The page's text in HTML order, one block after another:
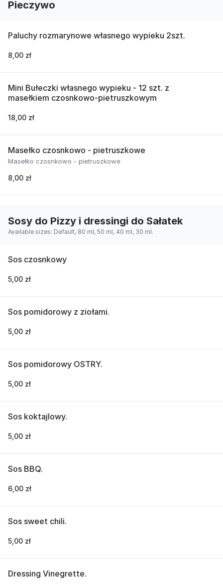
Pieczywo
Paluchy rozmarynowe własnego wypieku 2szt.
8,00 zł
Mini Bułeczki własnego wypieku - 12 szt. z
masełkiem czosnkowo-pietruszkowym
18,00 zł
Masełko czosnkowo - pietruszkowe
Masełko czosnkowo - pietruszkowe
8,00 zł
Sosy do Pizzy i dressingi do Sałatek
Available sizes: Default, 80 ml, 50 ml, 40 ml, 30 ml.
Sos czosnkowy
5,00 zł
Sos pomidorowy z ziołami.
5,00 zł
Sos pomidorowy OSTRY.
5,00 zł
Sos koktajlowy.
5,00 zł
Sos BBQ.
6,00 zł
Sos sweet chili.
5,00 zł
Dressing Vinegrette.